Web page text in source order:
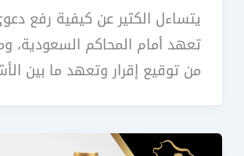
يتساءل الكثير عن كيفية رفع
تعهد أمام المحاكم السعودية،
من توقيع إقرار وتعهد ما بين